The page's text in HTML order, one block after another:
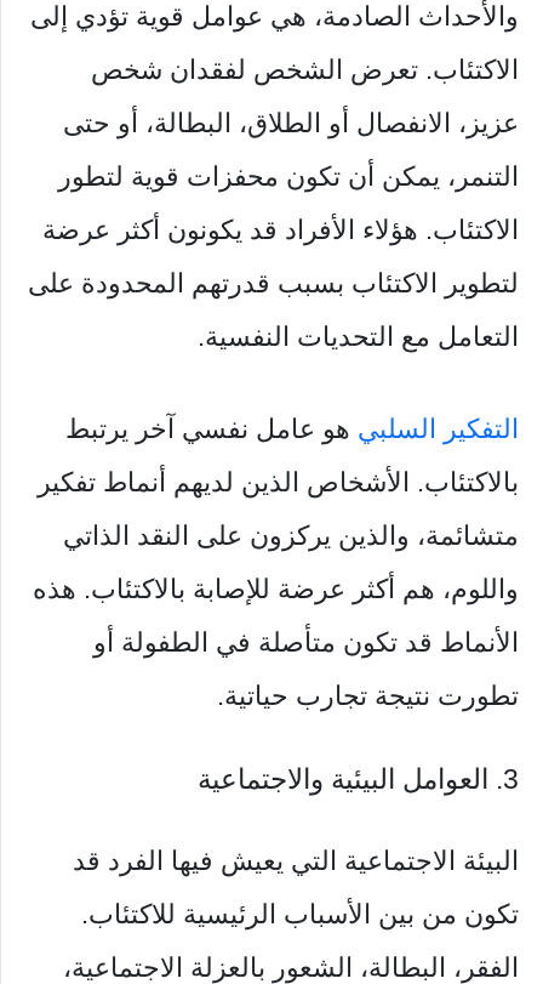
والأحداث الصادمة، هي عوامل قوية تؤدي إلى
الاكتئاب. تعرض الشخص لفقدان شخص
عزيز، الانفصال أو الطلاق، البطالة، أو حتى
التنمر، يمكن أن تكون محفزات قوية لتطور
الاكتئاب. هؤلاء الأفراد قد يكونون أكثر عرضة
لتطوير الاكتئاب بسبب قدرتهم المحدودة على
التعامل مع التحديات النفسية.
التفكير السلبي هو عامل نفسي آخر يرتبط
بالاكتئاب. الأشخاص الذين لديهم أنماط تفكير
متشائمة، والذين يركزون على النقد الذاتي
واللوم، هم أكثر عرضة للإصابة بالاكتئاب. هذه
الأنماط قد تكون متأصلة في الطفولة أو
تطورت نتيجة تجارب حياتية.
3. العوامل البيئية والاجتماعية
البيئة الاجتماعية التي يعيش فيها الفرد قد
تكون من بين الأسباب الرئيسية للاكتئاب.
الفقر، البطالة، الشعور بالعزلة الاجتماعية،